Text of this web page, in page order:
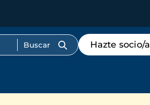
Menú
de
destacados
Hazte socio/a